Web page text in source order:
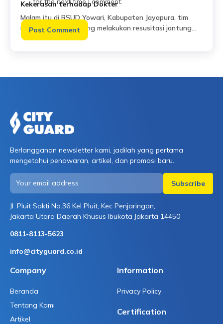
Kekerasan terhadap Dokter
Malam itu di RSUD Yowari, Kabupaten Jayapura, tim
medis tengah berjuang melakukan resusitasi jantung
paru terhadap seorang pasien dalam kondisi kritis.
Read More
Berlangganan newsletter kami, jadilah yang pertama
mengetahui penawaran, artikel, dan promosi baru.
Jl. Pluit Sakti No.36 Kel Pluit, Kec Penjaringan,
Jakarta Utara Daerah Khusus Ibukota Jakarta 14450
0811-8113-5623
info@cityguard.co.id
Company
Beranda
Tentang Kami
Artikel
Information
Privacy Policy
Certification